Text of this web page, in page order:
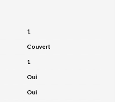
1
Couvert
1
Oui
Oui